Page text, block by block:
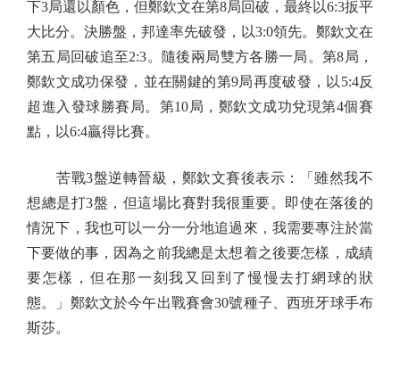
下3局還以顏色，但鄭欽文在第8局回破，最終以6:3扳平
大比分。決勝盤，邦達率先破發，以3:0領先。鄭欽文在
第五局回破追至2:3。隨後兩局雙方各勝一局。第8局，
鄭欽文成功保發，並在關鍵的第9局再度破發，以5:4反
超進入發球勝賽局。第10局，鄭欽文成功兌現第4個賽
點，以6:4贏得比賽。
苦戰3盤逆轉晉級，鄭欽文賽後表示：「雖然我不
想總是打3盤，但這場比賽對我很重要。即使在落後的
情況下，我也可以一分一分地追過來，我需要專注於當
下要做的事，因為之前我總是太想着之後要怎樣，成績
要怎樣，但在那一刻我又回到了慢慢去打網球的狀
態。」鄭欽文於今午出戰賽會30號種子、西班牙球手布
斯莎。